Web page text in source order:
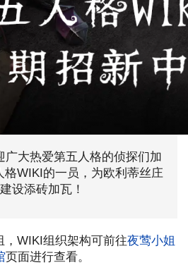
广大热爱第五人格的侦探们加
格WIKI的一员，为欧利蒂丝庄
设添砖加瓦！
，WIKI组织架构可前往夜莺小姐
页面进行查看。